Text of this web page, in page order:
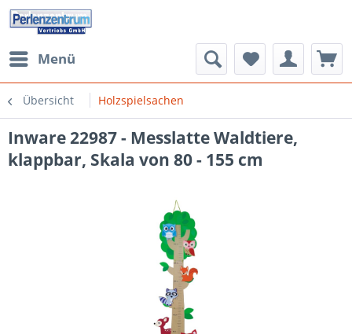
Menü
Übersicht Holzspielsachen
Inware 22987 - Messlatte Waldtiere,
klappbar, Skala von 80 - 155 cm